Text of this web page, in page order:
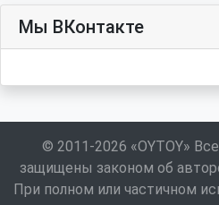
Мы ВКонтакте
© 2011-2026 «OYTOY»
защищены законом об
При полном или частичном